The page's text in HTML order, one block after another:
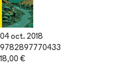
04 oct. 2018
9782897770433
18,00 €